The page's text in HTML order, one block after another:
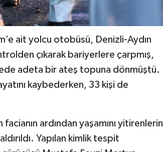
ait yolcu otobüsü, Denizli-Aydın
çıkarak bariyerlere çarpmış,
adeta bir ateş topuna dönmüştü.
kaybederken, 33 kişi de
ardından yaşamını yitirenlerin
Yapılan kimlik tespit